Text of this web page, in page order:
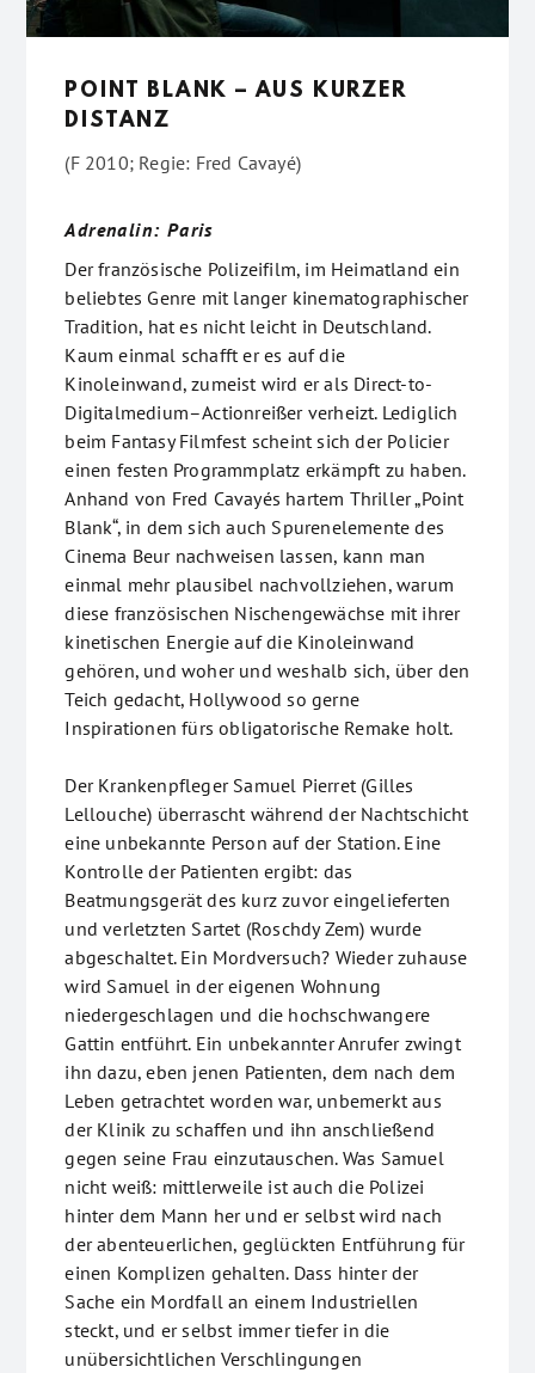
POINT BLANK – AUS KURZER
DISTANZ
(F 2010; Regie: Fred Cavayé)
Adrenalin: Paris
Der französische Polizeifilm, im Heimatland ein
beliebtes Genre mit langer kinematographischer
Tradition, hat es nicht leicht in Deutschland.
Kaum einmal schafft er es auf die
Kinoleinwand, zumeist wird er als Direct-to-
Digitalmedium–Actionreißer verheizt. Lediglich
beim Fantasy Filmfest scheint sich der Policier
einen festen Programmplatz erkämpft zu haben.
Anhand von Fred Cavayés hartem Thriller „Point
Blank“, in dem sich auch Spurenelemente des
Cinema Beur nachweisen lassen, kann man
einmal mehr plausibel nachvollziehen, warum
diese französischen Nischengewächse mit ihrer
kinetischen Energie auf die Kinoleinwand
gehören, und woher und weshalb sich, über den
Teich gedacht, Hollywood so gerne
Inspirationen fürs obligatorische Remake holt.
Der Krankenpfleger Samuel Pierret (Gilles
Lellouche) überrascht während der Nachtschicht
eine unbekannte Person auf der Station. Eine
Kontrolle der Patienten ergibt: das
Beatmungsgerät des kurz zuvor eingelieferten
und verletzten Sartet (Roschdy Zem) wurde
abgeschaltet. Ein Mordversuch? Wieder zuhause
wird Samuel in der eigenen Wohnung
niedergeschlagen und die hochschwangere
Gattin entführt. Ein unbekannter Anrufer zwingt
ihn dazu, eben jenen Patienten, dem nach dem
Leben getrachtet worden war, unbemerkt aus
der Klinik zu schaffen und ihn anschließend
gegen seine Frau einzutauschen. Was Samuel
nicht weiß: mittlerweile ist auch die Polizei
hinter dem Mann her und er selbst wird nach
der abenteuerlichen, geglückten Entführung für
einen Komplizen gehalten. Dass hinter der
Sache ein Mordfall an einem Industriellen
steckt, und er selbst immer tiefer in die
unübersichtlichen Verschlingungen